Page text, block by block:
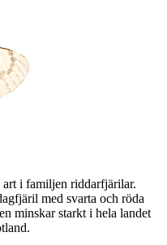
art i familjen riddarfjärilar.
med svarta och röda
minskar starkt i hela landet